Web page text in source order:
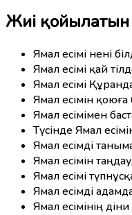
Жиі қойылатын
Ямал есімі нені
Ямал есімі қай
Ямал есімі
Ямал есімін
Ямал есімімен
Түсінде Ямал
Ямал есімді
Ямал есімін
Ямал есімі
Ямал есімді
Ямал есімінің